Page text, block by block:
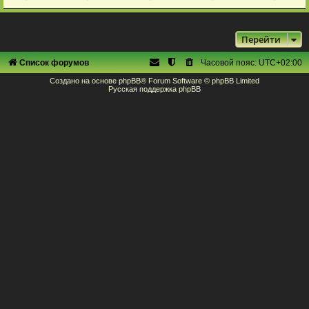
Перейти
Список форумов Часовой пояс:UTC+02:00
Создано на основе phpBB® Forum Software © phpBB Limited
Русская поддержка phpBB